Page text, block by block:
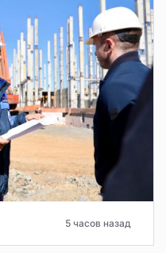
5 часов назад